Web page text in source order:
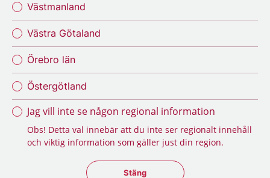
Västmanland
Västra Götaland
Örebro län
Östergötland
Jag vill inte se någon regional information
Obs! Detta val innebär att du inte ser regionalt innehåll
och viktig information som gäller just din region.
Stäng regionsväljaren
Stäng